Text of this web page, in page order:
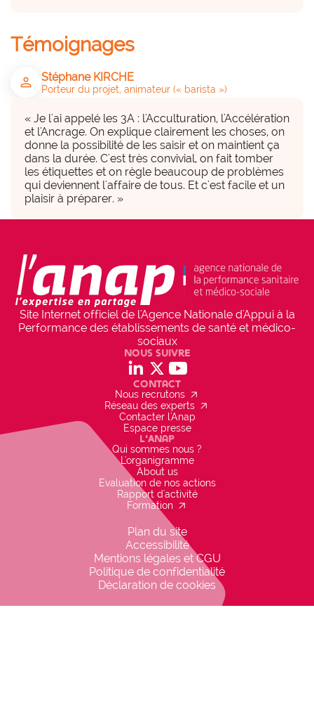
Témoignages
person Stéphane KIRCHE
Porteur du projet, animateur (« barista »)
« Je l'ai appelé les 3A : l'Acculturation, l'Accélération
et l'Ancrage. On explique clairement les choses, on
donne la possibilité de les saisir et on maintient ça
dans la durée. C'est très convivial, on fait tomber
les étiquettes et on règle beaucoup de problèmes
qui deviennent l'affaire de tous. Et c'est facile et un
plaisir à préparer. »
• Direction,
• Services Techniques,
• Professionnels,
• Tutelles,
• Commission innovation,
• CDU (usagers),
• Start-up partenaires,
• FHF BFC,
• ANFH
check_circleOUI
La démarche est portée en commission
innovation et ses conclusions sont remontées
aux instances (plans d'investissement et de
formation). Alignement fort entre président du
conseil de surveillance, directeur général,
présidence de CME/CMG et représentants de
Site Internet officiel de l'Agence Nationale d'Appui à la
Performance des établissements de santé et médico-
sociaux
Nous suivre
social_linkedin social_x social_youtube
Contact
Nous recrutons arrow_outward
Réseau des experts arrow_outward
Contacter l'Anap
Espace presse
L'Anap
Qui sommes nous ?
L'organigramme
About us
Evaluation de nos actions
Rapport d'activité
Formation arrow_outward
Plan du site
Accessibilité
Mentions légales et CGU
Politique de confidentialité
Déclaration de cookies